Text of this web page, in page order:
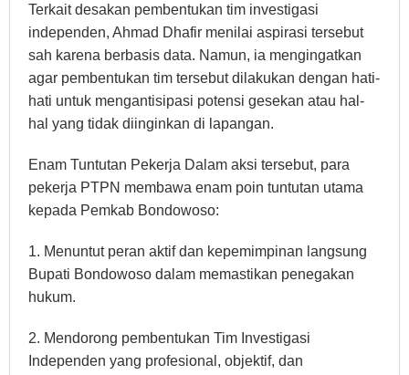
Terkait desakan pembentukan tim investigasi
independen, Ahmad Dhafir menilai aspirasi tersebut
sah karena berbasis data. Namun, ia mengingatkan
agar pembentukan tim tersebut dilakukan dengan hati-
hati untuk mengantisipasi potensi gesekan atau hal-
hal yang tidak diinginkan di lapangan.
Enam Tuntutan Pekerja Dalam aksi tersebut, para
pekerja PTPN membawa enam poin tuntutan utama
kepada Pemkab Bondowoso:
1. Menuntut peran aktif dan kepemimpinan langsung
Bupati Bondowoso dalam memastikan penegakan
hukum.
2. Mendorong pembentukan Tim Investigasi
Independen yang profesional, objektif, dan